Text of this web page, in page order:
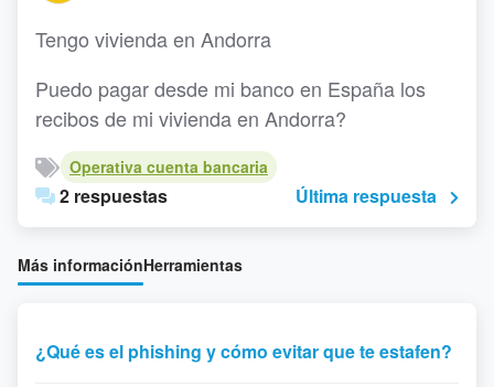
Tengo vivienda en Andorra
Puedo pagar desde mi banco en España los
recibos de mi vivienda en Andorra?
Operativa cuenta bancaria
2 respuestas Última respuesta
Más informaciónHerramientas
¿Qué es el phishing y cómo evitar que te estafen?